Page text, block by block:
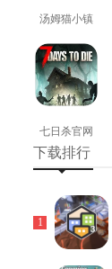
汤姆猫小镇
免费版
查看
七日杀官网
版
查看
下载排行